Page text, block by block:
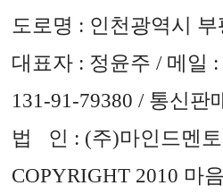
도로명 : 인천광역시
대표자 : 정윤주 / 메일 :
131-91-79380 / 통신판
법 인 : (주)마인드멘토
COPYRIGHT 2010 마